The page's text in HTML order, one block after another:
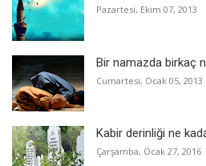
Pazartesi, Ekim 07, 2013
Bir namazda birkaç
Cumartesi, Ocak 05, 2013
Kabir derinliği ne
Çarşamba, Ocak 27, 2016